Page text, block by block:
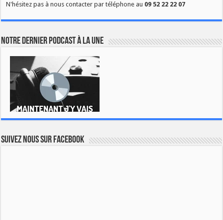
N'hésitez pas à nous contacter par téléphone au 09 52 22 22 07
Notre dernier podcast à la une
Suivez nous sur Facebook